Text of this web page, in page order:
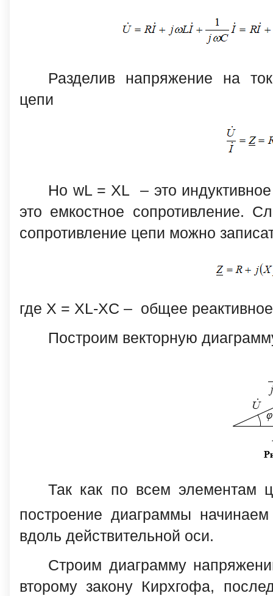
Разделив напряжение на
цепи
Но wL = XL – это
это емкостное сопротивление.
сопротивление цепи можно
где X = XL-XC – общее
Построим векторную
Так как по всем элементам
построение диаграммы
вдоль действительной оси.
Строим диаграмму
второму закону Кирхгофа,